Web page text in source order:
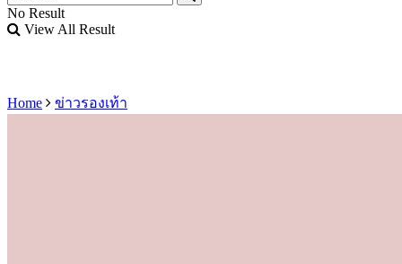
No Result
View All Result
Home ข่าวรองเท้า